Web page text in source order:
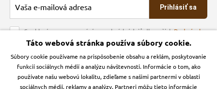
Veľkoobchod
Obchodné podmienky
Kontakt
Podmienky ochrany osobných údajov
Zásady používanie cookies a Google Analytics
Prihlásiť sa
Souhlasím se zpracováním osobních údajů dle našichPodmínek
ochrany osobních údajů
Krmiva Pučálka na sociálnych sieťach
Instagran Facebook
Táto webová stránka používa súbory cookie.
Súbory cookie používame na prispôsobenie obsahu a reklám, poskytovanie
funkcií sociálnych médií a analýzu návštevnosti. Informácie o tom, ako
používate našu webovú lokalitu, zdieľame s našimi partnermi v oblasti
sociálnych médií, reklamy a analýzy. Partneri môžu tieto informácie